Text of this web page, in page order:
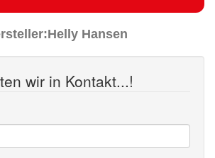
Helly Hansen
wir in Kontakt...!